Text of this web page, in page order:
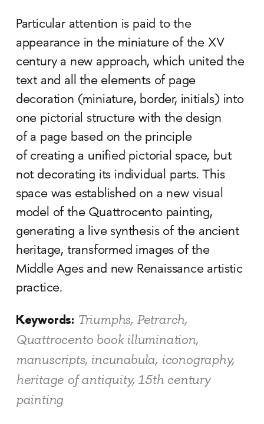
Particular attention is paid to the
appearance in the miniature of the ХV
century a new approach, which united the
text and all the elements of page
decoration (miniature, border, initials) into
one pictorial structure with the design
of a page based on the principle
of creating a unified pictorial space, but
not decorating its individual parts. This
space was established on a new visual
model of the Quattrocento painting,
generating a live synthesis of the ancient
heritage, transformed images of the
Middle Ages and new Renaissance artistic
practice.
Keywords: Triumphs, Petrarch,
Quattrocento book illumination,
manuscripts, incunabula, iconography,
heritage of antiquity, 15th century
painting